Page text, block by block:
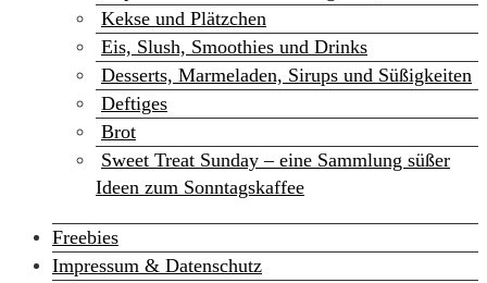
Kekse und Plätzchen
Eis, Slush, Smoothies und Drinks
Desserts, Marmeladen, Sirups und Süßigkeiten
Deftiges
Brot
Sweet Treat Sunday – eine Sammlung süßer
Ideen zum Sonntagskaffee
Freebies
Impressum & Datenschutz